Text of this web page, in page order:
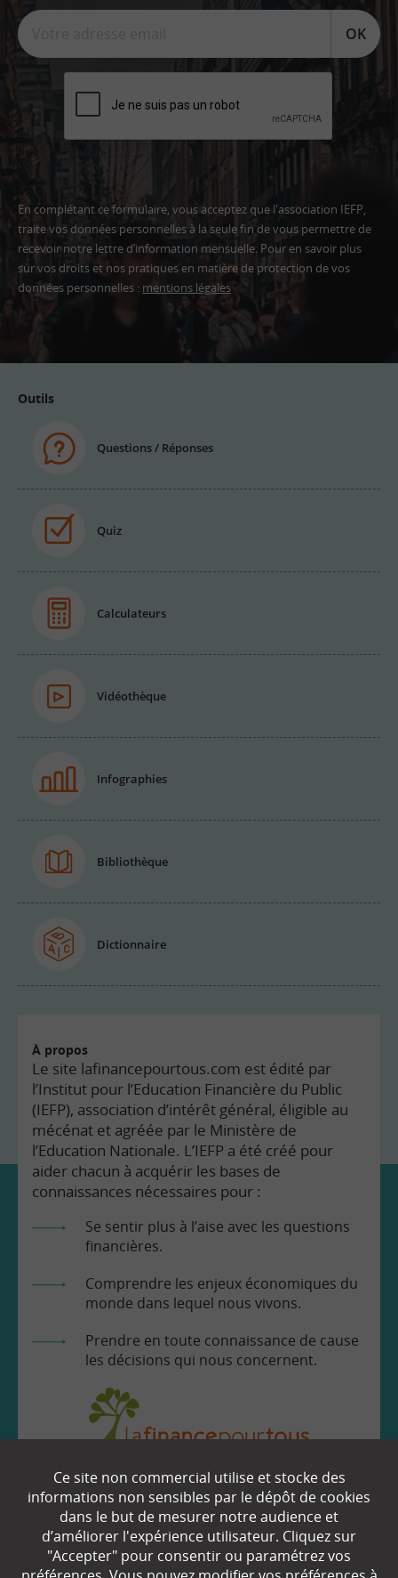
OK
En complétant ce formulaire, vous acceptez que l'association IEFP,
traite vos données personnelles à la seule fin de vous permettre de
recevoir notre lettre d’information mensuelle. Pour en savoir plus
sur vos droits et nos pratiques en matière de protection de vos
données personnelles : mentions légales
Outils
Questions / Réponses
Quiz
Calculateurs
Vidéothèque
Infographies
Bibliothèque
Dictionnaire
À propos
Le site lafinancepourtous.com est édité par
l’Institut pour l’Education Financière du Public
(IEFP), association d’intérêt général, éligible au
mécénat et agréée par le Ministère de
l’Education Nationale. L’IEFP a été créé pour
aider chacun à acquérir les bases de
connaissances nécessaires pour :
Se sentir plus à l’aise avec les questions
financières.
Comprendre les enjeux économiques du
monde dans lequel nous vivons.
Prendre en toute connaissance de cause
les décisions qui nous concernent.
EN SAVOIR
Qui sommes-nous ?
Ce site non commercial utilise et stocke des
informations non sensibles par le dépôt de cookies
dans le but de mesurer notre audience et
d’améliorer l'expérience utilisateur. Cliquez sur
"Accepter" pour consentir ou paramétrez vos